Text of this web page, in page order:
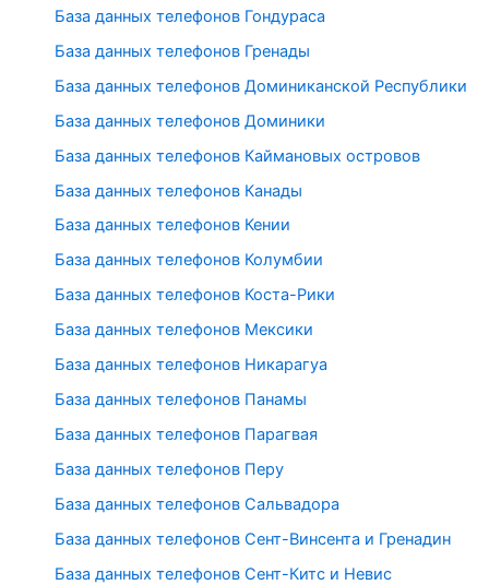
База данных телефонов Гондураса
База данных телефонов Гренады
База данных телефонов Доминиканской Республики
База данных телефонов Доминики
База данных телефонов Каймановых островов
База данных телефонов Канады
База данных телефонов Кении
База данных телефонов Колумбии
База данных телефонов Коста-Рики
База данных телефонов Мексики
База данных телефонов Никарагуа
База данных телефонов Панамы
База данных телефонов Парагвая
База данных телефонов Перу
База данных телефонов Сальвадора
База данных телефонов Сент-Винсента и Гренадин
База данных телефонов Сент-Китс и Невис